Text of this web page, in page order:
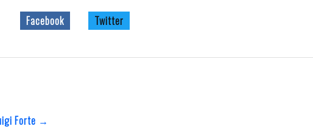
Facebook Twitter
Forte →